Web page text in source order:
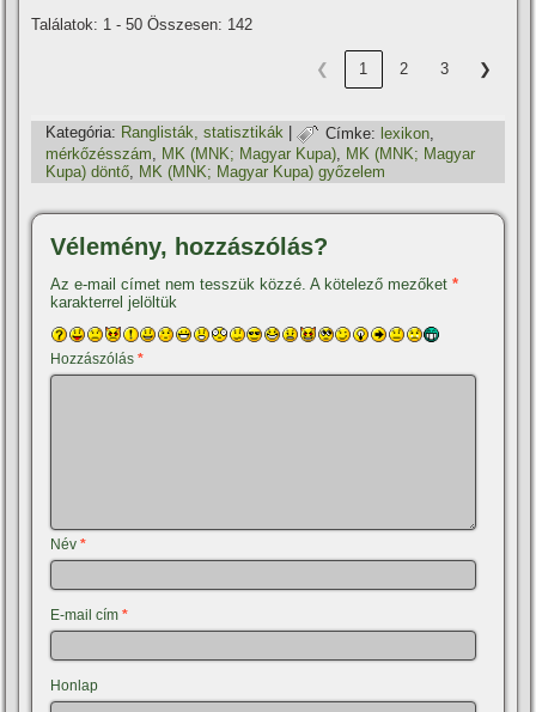
Találatok: 1 - 50 Összesen: 142
❮ 1 2 3 ❯
Kategória: Ranglisták, statisztikák | Címke: lexikon
mérkőzésszám, MK (MNK; Magyar Kupa), MK (MNK; Magyar
Kupa) döntő, MK (MNK; Magyar Kupa) győzelem
Vélemény, hozzászólás?
Az e-mail címet nem tesszük közzé. A kötelező mezőket*
karakterrel jelöltük
Hozzászólás*
Név*
E-mail cím*
Honlap